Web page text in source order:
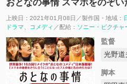
上映日：2021年01月08日 製作国・地域：
ドラマ
コメディ 配給： ソニー・ピクチャ
監督
光野道
脚本